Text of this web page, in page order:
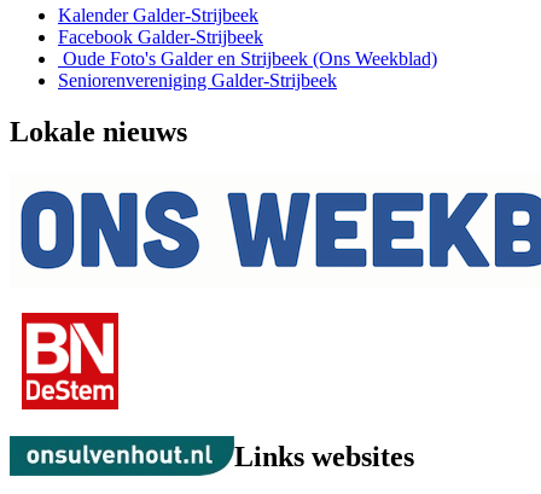
Kalender Galder-Strijbeek
Facebook Galder-Strijbeek
Oude Foto's Galder en Strijbeek (Ons Weekblad)
Seniorenvereniging Galder-Strijbeek
Lokale nieuws
Links websites